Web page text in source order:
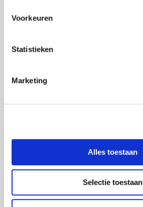
Voorkeuren
Statistieken
Marketing
Alles toestaan
Selectie toestaan